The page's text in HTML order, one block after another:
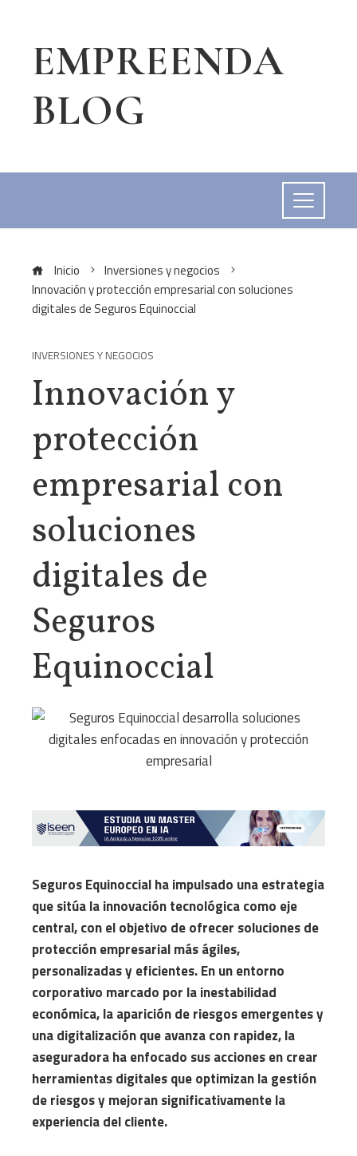
EMPREENDA
BLOG
Inicio
Inversiones y negocios
Innovación y protección empresarial con soluciones
digitales de Seguros Equinoccial
INVERSIONES Y NEGOCIOS
Innovación y
protección
empresarial con
soluciones
digitales de
Seguros
Equinoccial
Seguros Equinoccial ha impulsado una estrategia
que sitúa la innovación tecnológica como eje
central, con el objetivo de ofrecer soluciones de
protección empresarial más ágiles,
personalizadas y eficientes. En un entorno
corporativo marcado por la inestabilidad
económica, la aparición de riesgos emergentes y
una digitalización que avanza con rapidez, la
aseguradora ha enfocado sus acciones en crear
herramientas digitales que optimizan la gestión
de riesgos y mejoran significativamente la
experiencia del cliente.